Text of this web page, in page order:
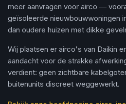
meer aanvragen voor airco —
geïsoleerde nieuwbouwwoningen
dan oudere huizen met dikke
Wij plaatsen er airco's van Daikin
aandacht voor de strakke
verdient: geen zichtbare
buitenunits discreet weggewerkt.